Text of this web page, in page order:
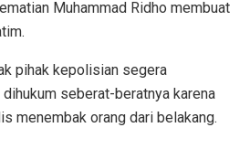
Muhammad Ridho membuat
pihak kepolisian segera
seberat-beratnya karena
menembak orang dari belakang.